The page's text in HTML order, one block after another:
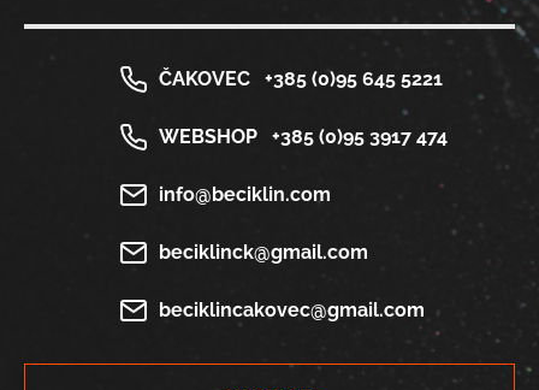
ČAKOVEC +385 (0)95 645 5221
WEBSHOP +385 (0)95 3917 474
info@beciklin.com
beciklinck@gmail.com
beciklincakovec@gmail.com